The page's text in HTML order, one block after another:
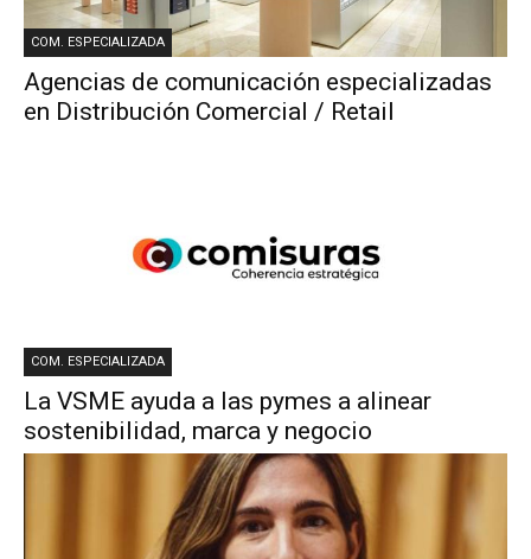
COM. ESPECIALIZADA
Agencias de comunicación especializadas
en Distribución Comercial / Retail
COM. ESPECIALIZADA
La VSME ayuda a las pymes a alinear
sostenibilidad, marca y negocio